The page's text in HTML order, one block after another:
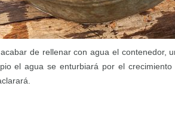
de rellenar con agua el contenedor,
el agua se enturbiará por el